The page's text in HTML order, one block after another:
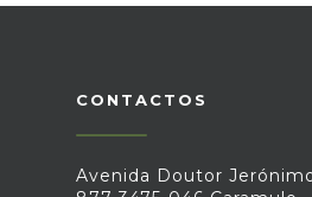
CONTACTOS
Avenida Doutor